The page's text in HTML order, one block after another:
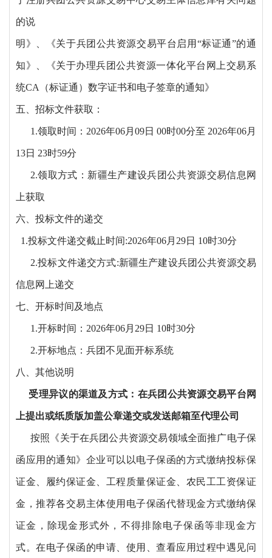
的说
明》、《关于兵团公共资源交易平台启用 “标证通”的通
知》、《关于办理兵团公共资源一体化平台网上交易系
统CA（标证通）数字证书和电子签章的通知》
五、招标文件获取：
1.领取时间：2026年06月09日 00时00分至 2026年06月
13日 23时59分
2.领取方式：新疆生产建设兵团公共资源交易信息网
上获取
六、投标文件的递交
1.投标文件递交截止时间:2026年06月29日 10时30分
2.投标文件递交方式:新疆生产建设兵团公共资源交易
信息网上递交
七、开标时间及地点
1.开标时间：2026年06月29日 10时30分
2.开标地点：兵团不见面开标系统
八、其他说明
受理异议的渠道及方式：在兵团公共资源交易平台网
上提出或纸质版加盖公章递交或发送邮箱至代理公司
按照《关于在兵团公共资源交易领域全面推广电子保
函应用的通知》企业可以以电子保函的方式缴纳投标保
证金、履约保证金、工程质量保证金、农民工工资保证
金，推荐各交易主体使用电子保函代替现金方式缴纳保
证金，除现金形式外，不得排除电子保函等非现金方
式。在电子保函的申请、使用、查看应用过程中遇见问